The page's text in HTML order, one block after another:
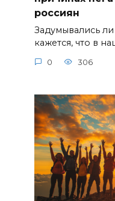
россиян
Задумывались
кажется, что в
0 306